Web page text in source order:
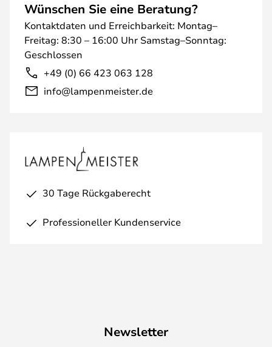
Wünschen Sie eine Beratung?
Kontaktdaten und Erreichbarkeit: Montag–
Freitag: 8:30 – 16:00 Uhr Samstag–Sonntag:
Geschlossen
+49 (0) 66 423 063 128
info@lampenmeister.de
30 Tage Rückgaberecht
Professioneller Kundenservice
Newsletter